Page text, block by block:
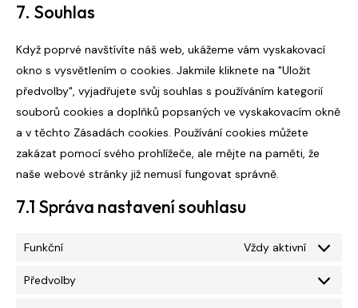
7. Souhlas
Když poprvé navštívíte náš web, ukážeme vám vyskakovací
okno s vysvětlením o cookies. Jakmile kliknete na "Uložit
předvolby", vyjadřujete svůj souhlas s používáním kategorií
souborů cookies a doplňků popsaných ve vyskakovacím okně
a v těchto Zásadách cookies. Používání cookies můžete
zakázat pomocí svého prohlížeče, ale mějte na paměti, že
naše webové stránky již nemusí fungovat správně.
7.1 Správa nastavení souhlasu
Funkční Vždy aktivní
Předvolby